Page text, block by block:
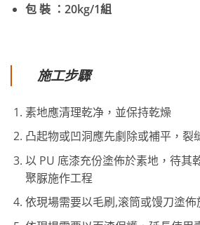
包 裝 ：20kg/1組
施工步驟
素地應清理乾净，並保持乾燥
凸起物或凹洞應先劇除或補平，裂
以 PU 底漆充份塗佈於素地，待其
聚脲施作工程
依現場需要以毛刷,滚筒或馒刀塗佈